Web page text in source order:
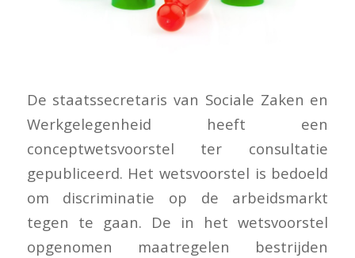
De staatssecretaris van Sociale Zaken en
Werkgelegenheid heeft een
conceptwetsvoorstel ter consultatie
gepubliceerd. Het wetsvoorstel is bedoeld
om discriminatie op de arbeidsmarkt
tegen te gaan. De in het wetsvoorstel
opgenomen maatregelen bestrijden